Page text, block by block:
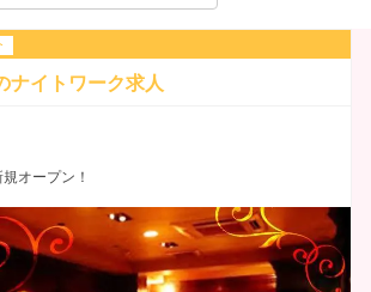
ナイトワーク求人
オープン！